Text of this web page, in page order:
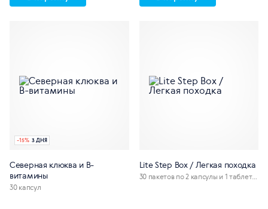
-15% 3 ДНЯ
Северная клюква и В-
витамины
30 капсул
Lite Step Box / Легкая походка
30 пакетов по 2 капсулы и 1 таблетк